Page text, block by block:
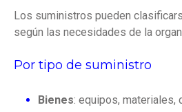
Los suministros pueden
según las necesidades de la
Por tipo de suministro
Bienes: equipos, materiales,